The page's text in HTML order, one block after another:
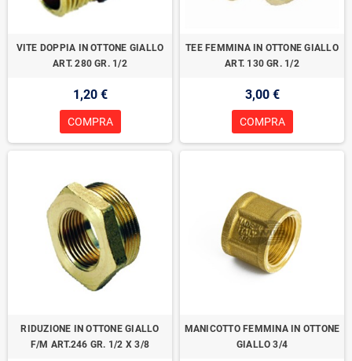
VITE DOPPIA IN OTTONE GIALLO
ART. 280 GR. 1/2
1,20 €
COMPRA
TEE FEMMINA IN OTTONE GIALLO
ART. 130 GR. 1/2
3,00 €
COMPRA
RIDUZIONE IN OTTONE GIALLO
F/M ART.246 GR. 1/2 X 3/8
MANICOTTO FEMMINA IN OTTONE
GIALLO 3/4